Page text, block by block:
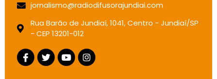
jornalismo@radiodifusorajundiai.com
Rua Barão de Jundiaí, 1041, Centro - Jundiaí/SP
- CEP 13201-012